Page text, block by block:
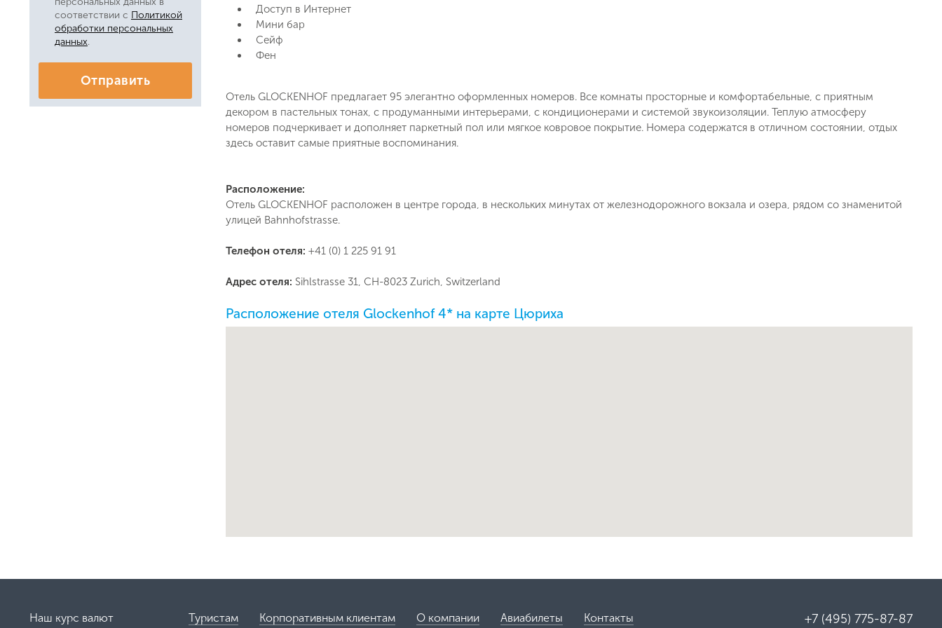
соответствии с Политикой
обработки персональных
данных.
Отправить
Доступ в Интернет
Мини бар
Сейф
Фен
Отель GLOCKENHOF предлагает 95 элегантно оформленных номеров. Все комнаты просторные и комфортабельные, с приятным
декором в пастельных тонах, с продуманными интерьерами, с кондиционерами и системой звукоизоляции. Теплую атмосферу
номеров подчеркивает и дополняет паркетный пол или мягкое ковровое покрытие. Номера содержатся в отличном состоянии, отдых
здесь оставит самые приятные воспоминания.
Расположение:
Отель GLOCKENHOF расположен в центре города, в нескольких минутах от железнодорожного вокзала и озера, рядом со знаменитой
улицей Bahnhofstrasse.
Телефон отеля: +41 (0) 1 225 91 91
Адрес отеля: Sihlstrasse 31, CH-8023 Zurich, Switzerland
Расположение отеля Glockenhof 4* на карте Цюриха
Наш курс валют +7 (495) 775-87-87
Туристам Корпоративным клиентам О компании Авиабилеты Контакты